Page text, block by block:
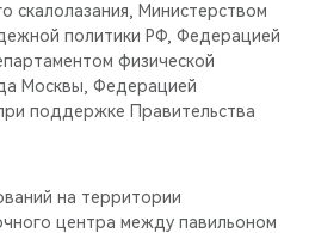
скалолазания, Министерством
политики РФ, Федерацией
физической
Москвы, Федерацией
поддержке Правительства
на территории
центра между павильоном